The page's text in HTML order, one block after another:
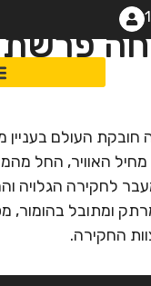
פרשת
העולם בעניין
האוויר, החל
לחקירה הגלויה
ומתובל בהומור,
החקירה.